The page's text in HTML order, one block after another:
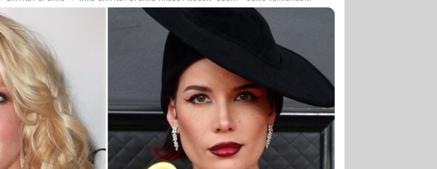
Promiflash Exklusiv
Alle Themen auf Promiflash
Jobs